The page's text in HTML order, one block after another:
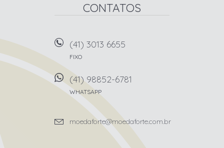
CONTATOS
(41) 3013 6655
FIXO
(41) 98852-6781
WHATSAPP
moedaforte@moedaforte.com.br